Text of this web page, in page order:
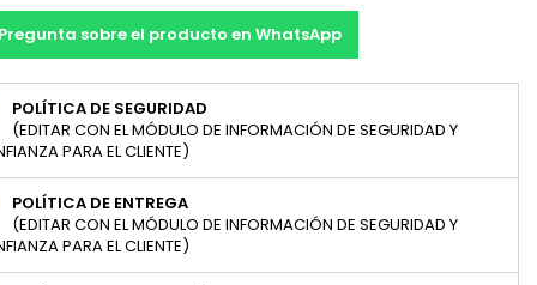
Pregunta sobre el producto en WhatsApp
POLÍTICA DE SEGURIDAD
(EDITAR CON EL MÓDULO DE INFORMACIÓN DE SEGURIDAD Y
PARA EL CLIENTE)
POLÍTICA DE ENTREGA
(EDITAR CON EL MÓDULO DE INFORMACIÓN DE SEGURIDAD Y
PARA EL CLIENTE)